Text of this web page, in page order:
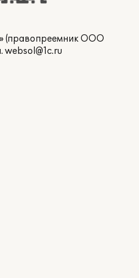
(правопреемник ООО
websol@1c.ru